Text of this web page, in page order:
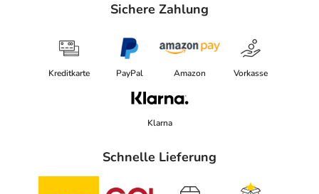
Sichere Zahlung
Kreditkarte PayPal Amazon Vorkasse
Klarna
Schnelle Lieferung